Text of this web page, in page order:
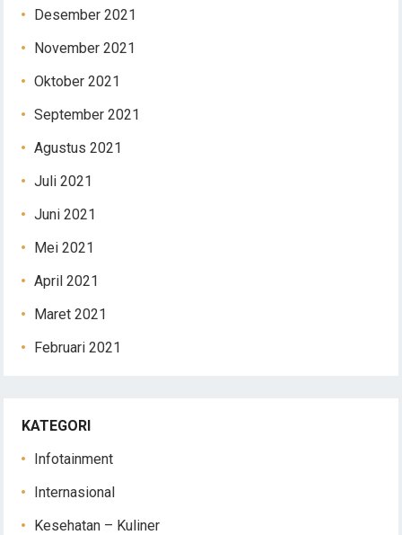
Desember 2021
November 2021
Oktober 2021
September 2021
Agustus 2021
Juli 2021
Juni 2021
Mei 2021
April 2021
Maret 2021
Februari 2021
KATEGORI
Infotainment
Internasional
Kesehatan – Kuliner